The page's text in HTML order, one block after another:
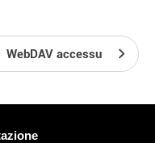
WebDAV accessu